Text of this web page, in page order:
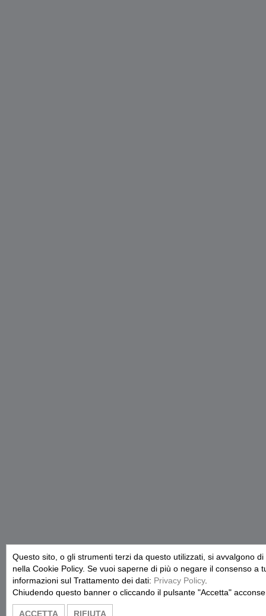
Questo sito, o gli strumenti terzi da questo utilizzati, si avvalgono
nella Cookie Policy. Se vuoi saperne di più o negare il consenso a
informazioni sul Trattamento dei dati: Privacy Policy.
Chiudendo questo banner o cliccando il pulsante "Accetta"
ACCETTA RIFIUTA